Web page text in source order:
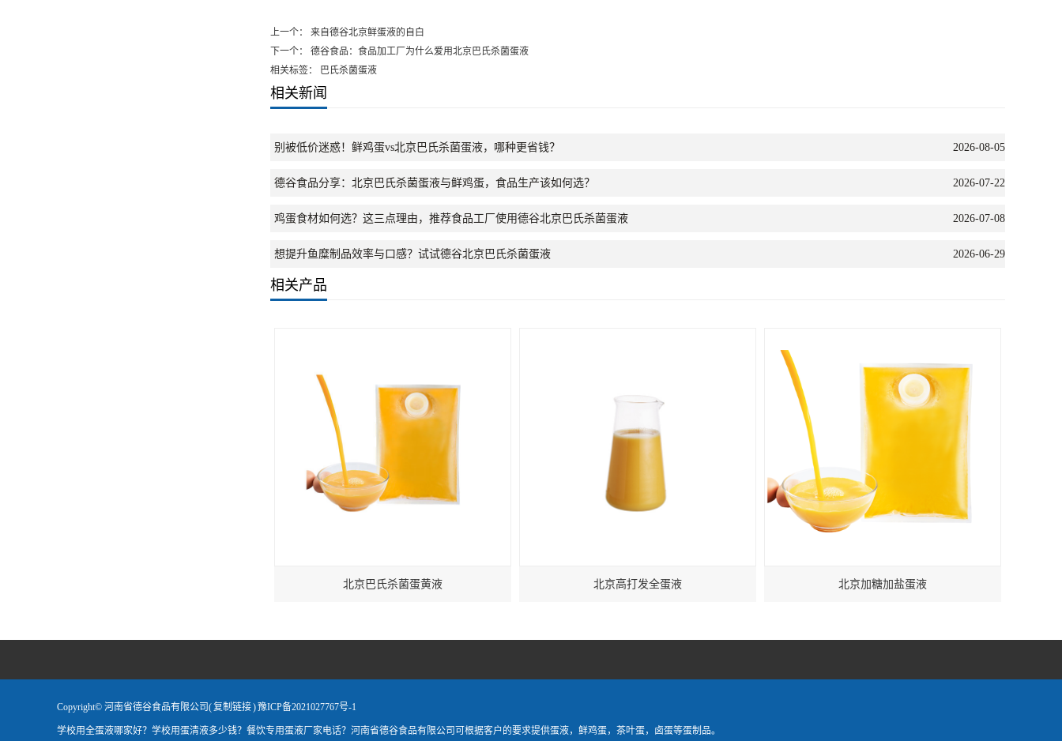
上一个：
来自德谷北京鲜蛋液的自白
下一个：
德谷食品：食品加工厂为什么爱用北京巴氏杀菌蛋液
相关标签： 巴氏杀菌蛋液
相关新闻
别被低价迷惑！鲜鸡蛋vs北京巴氏杀菌蛋液，哪种更省钱？ 2026-08-05
德谷食品分享：北京巴氏杀菌蛋液与鲜鸡蛋，食品生产该如何选？ 2026-07-22
鸡蛋食材如何选？这三点理由，推荐食品工厂使用德谷北京巴氏杀菌蛋液 2026-07-08
想提升鱼糜制品效率与口感？试试德谷北京巴氏杀菌蛋液 2026-06-29
相关产品
北京巴氏杀菌蛋黄液 北京高打发全蛋液 北京加糖加盐蛋液
Copyright© 河南省德谷食品有限公司(复制链接)豫ICP备2021027767号-1
学校用全蛋液哪家好？学校用蛋清液多少钱？餐饮专用蛋液厂家电话？河南省德谷食品有限公司可根据客户的要求提供蛋液，鲜鸡蛋，茶叶蛋，卤蛋等蛋制品。